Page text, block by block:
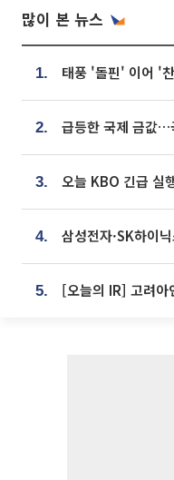
많이 본 뉴스
1.
2. 급등한 국제 금값…
3. 오늘 KBO 긴급 실
4. 삼성전자·SK하이
5. [오늘의 IR] 고려아